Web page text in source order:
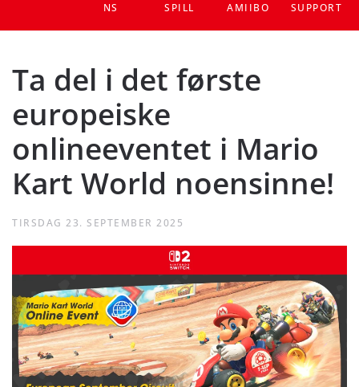
NS
SPILL AMIIBO SUPPORT
Ta del i det første
europeiske
onlineeventet i Mario
Kart World noensinne!
TIRSDAG 23. SEPTEMBER 2025